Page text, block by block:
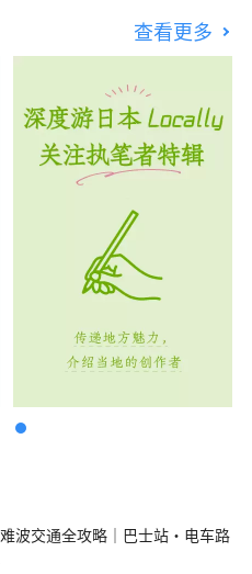
田3-4-5，邮编：530-0001
电话：
查看更多
波交通全攻略｜巴士站・电车路